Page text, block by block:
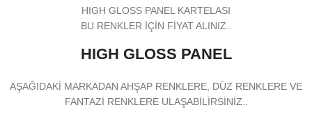
HIGH GLOSS PANEL KARTELASI
BU RENKLER İÇİN FİYAT ALINIZ..
HIGH GLOSS PANEL
AŞAĞIDAKİ MARKADAN AHŞAP RENKLERE, DÜZ RENKLERE VE
FANTAZİ RENKLERE ULAŞABİLİRSİNİZ..